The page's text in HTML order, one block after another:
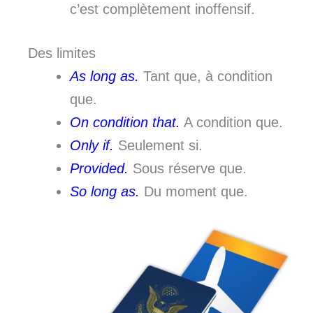
c’est complètement inoffensif.
Des limites
As long as. Tant que, à condition
que.
On condition that. A condition que.
Only if. Seulement si.
Provided. Sous réserve que.
So long as. Du moment que.